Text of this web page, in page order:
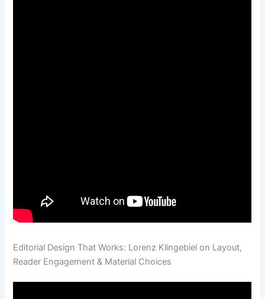
Editorial Design That Works: Lorenz Klingebiel on Layout,
Reader Engagement & Material Choices